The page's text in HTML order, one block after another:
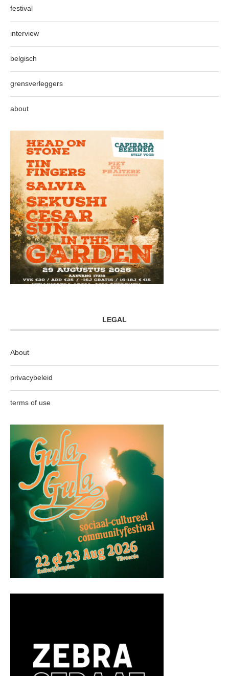
festival
interview
belgisch
grensverleggers
about
LEGAL
About
privacybeleid
terms of use